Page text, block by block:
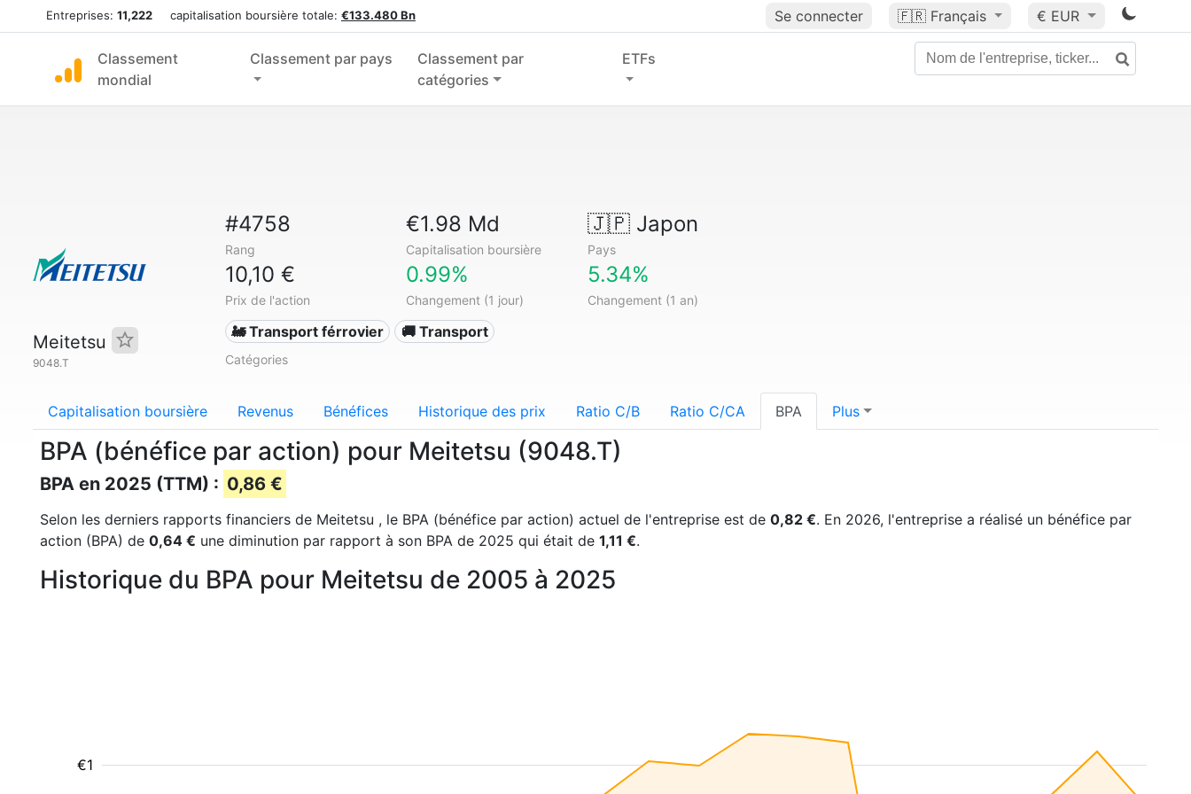
Entreprises: 11,222 capitalisation boursière totale: €133.480 Bn Se connecter 🇫🇷 Français € EUR
Classement
mondial
Classement par pays
Classement par
catégories
ETFs
Meitetsu
9048.T
#4758
Rang
€1.98 Md
Capitalisation boursière
🇯🇵Japon
Pays
10,10 €
Prix de l'action
0.99%
Changement (1 jour)
5.34%
Changement (1 an)
🚂 Transport férrovier 🚚 Transport
Catégories
Capitalisation boursière Revenus Bénéfices Historique des prix Ratio C/B Ratio C/CA BPA Plus
BPA (bénéfice par action) pour Meitetsu (9048.T)
BPA en 2025 (TTM) : 0,86 €
Selon les derniers rapports financiers de Meitetsu , le BPA (bénéfice par action) actuel de l'entreprise est de 0,82 €. En 2026, l'entreprise a réalisé un bénéfice par
action (BPA) de 0,64 € une diminution par rapport à son BPA de 2025 qui était de 1,11 €.
Historique du BPA pour Meitetsu de 2005 à 2025
€1